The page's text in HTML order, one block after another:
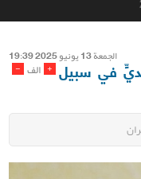
الجمعة 13 یونیو 2025 19:39
- الف + في سبيل